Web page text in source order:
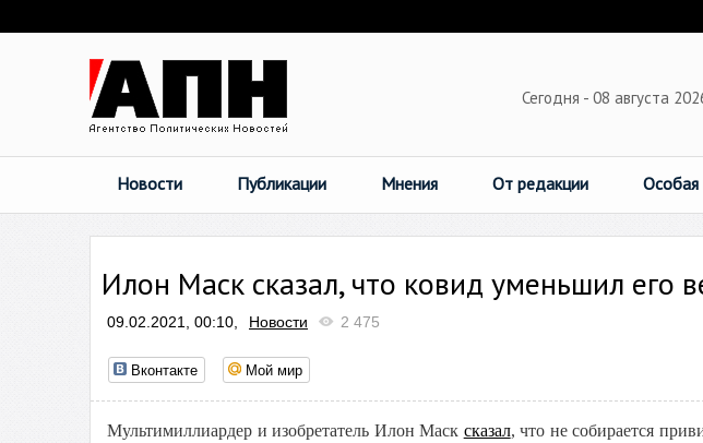
Сегодня - 08 августа
Новости Публикации Мнения От редакции Особая
Илон Маск сказал, что ковид уменьшил его
09.02.2021, 00:10, Новости 2 475
Вконтакте Мой мир
Мультимиллиардер и изобретатель Илон Маск сказал, что не собирается